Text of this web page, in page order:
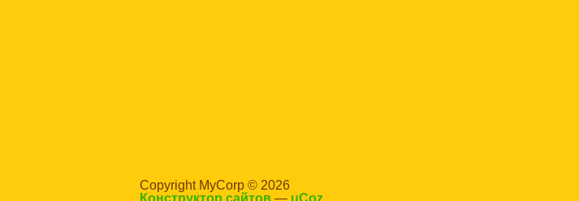
Copyright MyCorp © 2026
Конструктор сайтов — uCoz